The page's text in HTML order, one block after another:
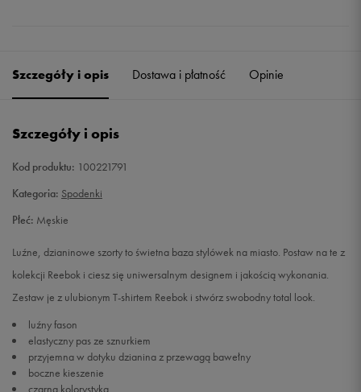
Szczegóły i opis Dostawa i płatność Opinie
Szczegóły i opis
Kod produktu: 100221791
Kategoria: Spodenki
Płeć: Męskie
Luźne, dzianinowe szorty to świetna baza stylówek na miasto. Postaw na te z
kolekcji Reebok i ciesz się uniwersalnym designem i jakością wykonania.
Zestaw je z ulubionym T-shirtem Reebok i stwórz swobodny total look.
luźny fason
elastyczny pas ze sznurkiem
przyjemna w dotyku dzianina z przewagą bawełny
boczne kieszenie
czarna kolorystyka